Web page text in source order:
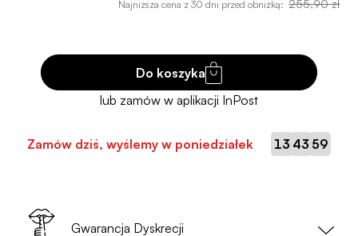
Najniższa cena z 30 dni przed obniżką: 255,90 zł
Do koszyka
Zamów dziś, wyślemy w poniedziałek 13 43 58
Gwarancja Dyskrecji